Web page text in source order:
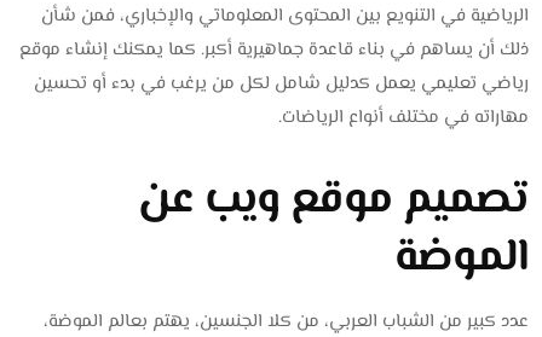
الرياضية في التنويع بين المحتوى المعلوماتي والإخباري، فمن شأن
ذلك أن يساهم في بناء قاعدة جماهيرية أكبر. كما يمكنك إنشاء موقع
رياضي تعليمي يعمل كدليل شامل لكل من يرغب في بدء أو تحسين
مهاراته في مختلف أنواع الرياضات.
تصميم موقع ويب عن
الموضة
عدد كبير من الشباب العربي، من كلا الجنسين، يهتم بعالم الموضة،